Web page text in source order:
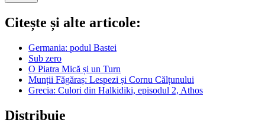
Citește și alte articole:
Germania: podul Bastei
Sub zero
O Piatra Mică și un Turn
Munții Făgăraș: Lespezi și Cornu Călțunului
Grecia: Culori din Halkidiki, episodul 2, Athos
Distribuie